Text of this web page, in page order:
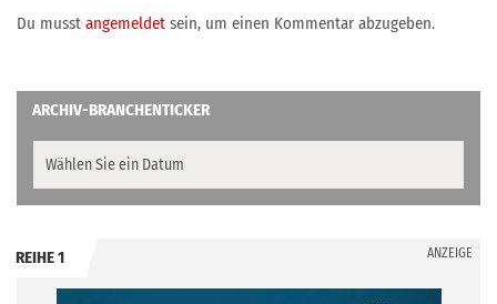
Du musst angemeldet sein, um einen Kommentar abzugeben.
ARCHIV-BRANCHENTICKER
REIHE 1 ANZEIGE